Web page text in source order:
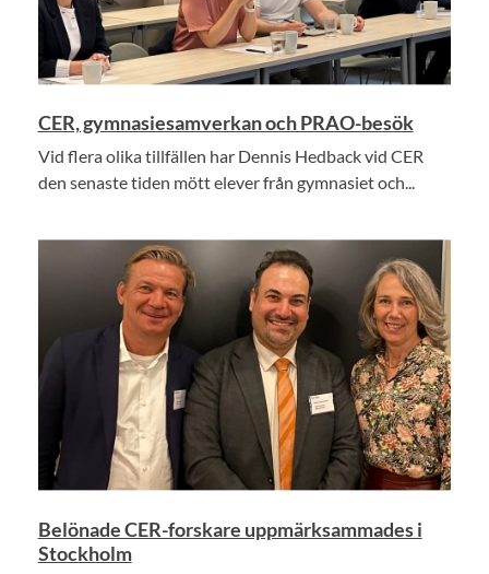
CER, gymnasiesamverkan och PRAO-besök
Vid flera olika tillfällen har Dennis Hedback vid CER
den senaste tiden mött elever från gymnasiet och...
Belönade CER-forskare uppmärksammades i
Stockholm